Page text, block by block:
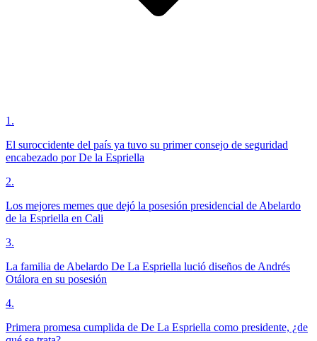
1 .
El suroccidente del país ya tuvo su primer consejo de seguridad
encabezado por De la Espriella
2.
Los mejores memes que dejó la posesión presidencial de Abelardo
de la Espriella en Cali
3.
La familia de Abelardo De La Espriella lució diseños de Andrés
Otálora en su posesión
4.
Primera promesa cumplida de De La Espriella como presidente, ¿de